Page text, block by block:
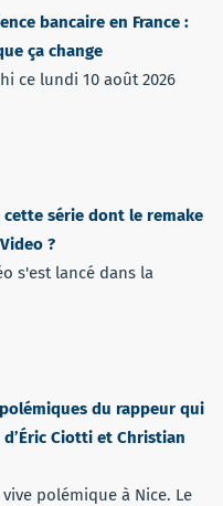
bancaire en France :
ça change
ce lundi 10 août 2026
cette série dont le remake
?
s'est lancé dans la
du rappeur qui
Ciotti et Christian
polémique à Nice. Le